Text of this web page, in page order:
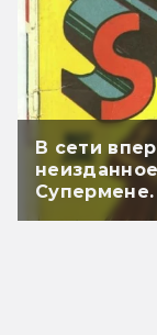
В сети